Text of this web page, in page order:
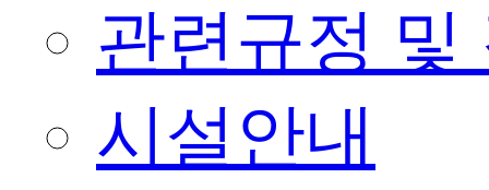
관련규정 및
시설안내